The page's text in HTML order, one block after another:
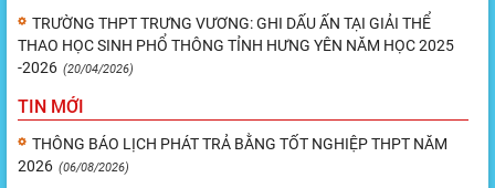
TRƯỜNG THPT TRƯNG VƯƠNG: GHI DẤU ẤN TẠI GIẢI THỂ
THAO HỌC SINH PHỔ THÔNG TỈNH HƯNG YÊN NĂM HỌC 2025
-2026 (20/04/2026)
TIN MỚI
THÔNG BÁO LỊCH PHÁT TRẢ BẰNG TỐT NGHIỆP THPT NĂM
2026 (06/08/2026)